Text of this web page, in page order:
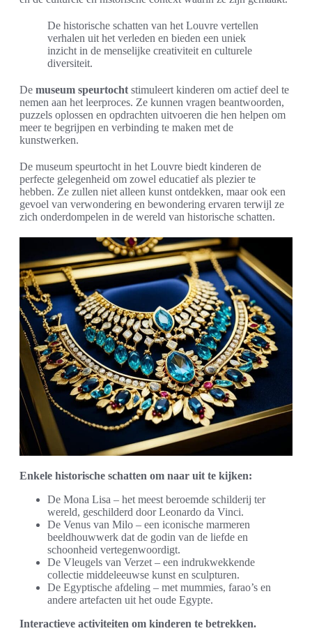
De historische schatten van het Louvre vertellen
verhalen uit het verleden en bieden een uniek
inzicht in de menselijke creativiteit en culturele
diversiteit.
De museum speurtocht stimuleert kinderen om actief deel te
nemen aan het leerproces. Ze kunnen vragen beantwoorden,
puzzels oplossen en opdrachten uitvoeren die hen helpen om
meer te begrijpen en verbinding te maken met de
kunstwerken.
De museum speurtocht in het Louvre biedt kinderen de
perfecte gelegenheid om zowel educatief als plezier te
hebben. Ze zullen niet alleen kunst ontdekken, maar ook een
gevoel van verwondering en bewondering ervaren terwijl ze
zich onderdompelen in de wereld van historische schatten.
Enkele historische schatten om naar uit te kijken:
De Mona Lisa – het meest beroemde schilderij ter
wereld, geschilderd door Leonardo da Vinci.
De Venus van Milo – een iconische marmeren
beeldhouwwerk dat de godin van de liefde en
schoonheid vertegenwoordigt.
De Vleugels van Verzet – een indrukwekkende
collectie middeleeuwse kunst en sculpturen.
De Egyptische afdeling – met mummies, farao’s en
andere artefacten uit het oude Egypte.
Interactieve activiteiten om kinderen te betrekken.